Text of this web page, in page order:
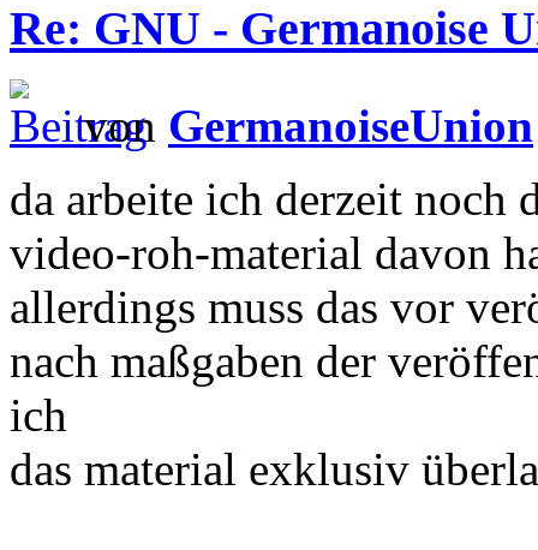
Re: GNU - Germanoise
von GermanoiseUnion
da arbeite ich derzeit noch
video-roh-material davon
allerdings muss das vor
nach maßgaben der
ich
das material exklusiv